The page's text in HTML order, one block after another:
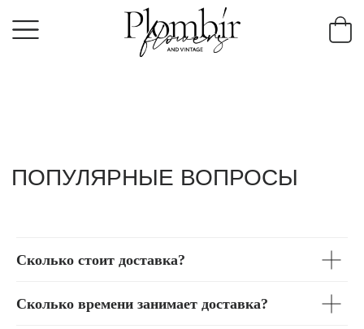
Сколько стоит доставка?
Сколько времени занимает доставка?